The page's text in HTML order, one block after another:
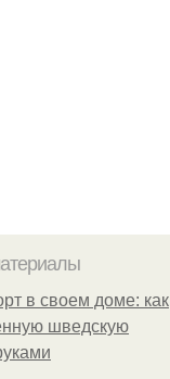
в своем доме: как
шведскую